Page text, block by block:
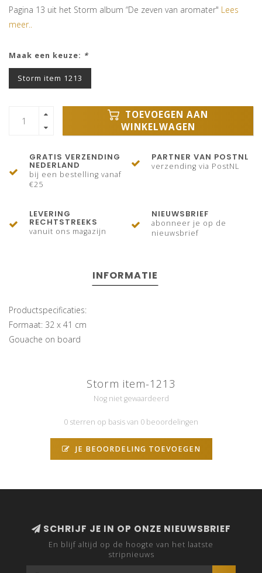
Pagina 13 uit het Storm album “De zeven van aromater" Lees
meer..
Maak een keuze: *
Storm item 1213
TOEVOEGEN AAN
WINKELWAGEN
GRATIS VERZENDING
NEDERLAND
bij een bestelling vanaf
€25
PARTNER VAN POSTNL
verzending via PostNL
LEVERING
RECHTSTREEKS
vanuit ons magazijn
NIEUWSBRIEF
abonneer je op de
nieuwsbrief
INFORMATIE
Productspecificaties:
Formaat: 32 x 41 cm
Gouache on board
Storm item-1213
Nog niet gewaardeerd
0 sterren op basis van 0 beoordelingen
JE BEOORDELING TOEVOEGEN
SCHRIJF JE IN OP ONZE NIEUWSBRIEF
En blijf altijd op de hoogte van het laatste
stripnieuws